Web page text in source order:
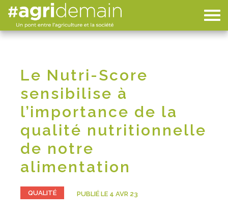
Le Nutri-Score
sensibilise à
l’importance de la
qualité nutritionnelle
de notre
alimentation
QUALITÉ PUBLIÉ LE 4 AVR 23